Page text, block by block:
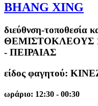
BHANG XING
διεύθνση-τοποθεσία
ΘΕΜΙΣΤΟΚΛΕΟΥΣ
- ΠΕΙΡΑΙΑΣ
είδος φαγητού:
ωράριο: 12:30 - 00:30